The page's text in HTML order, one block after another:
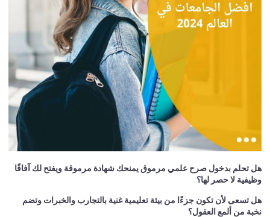
هل تحلم بدخول صرح علمي مرموق يمنحك شهادة مرموقة ويفتح لك آفاقًا
وظيفية لا حصر لها؟
هل تسعى لأن تكون جزءًا من بيئة تعليمية غنية بالتجارب والخبرات وتضم
نخبة من ألمع العقول؟